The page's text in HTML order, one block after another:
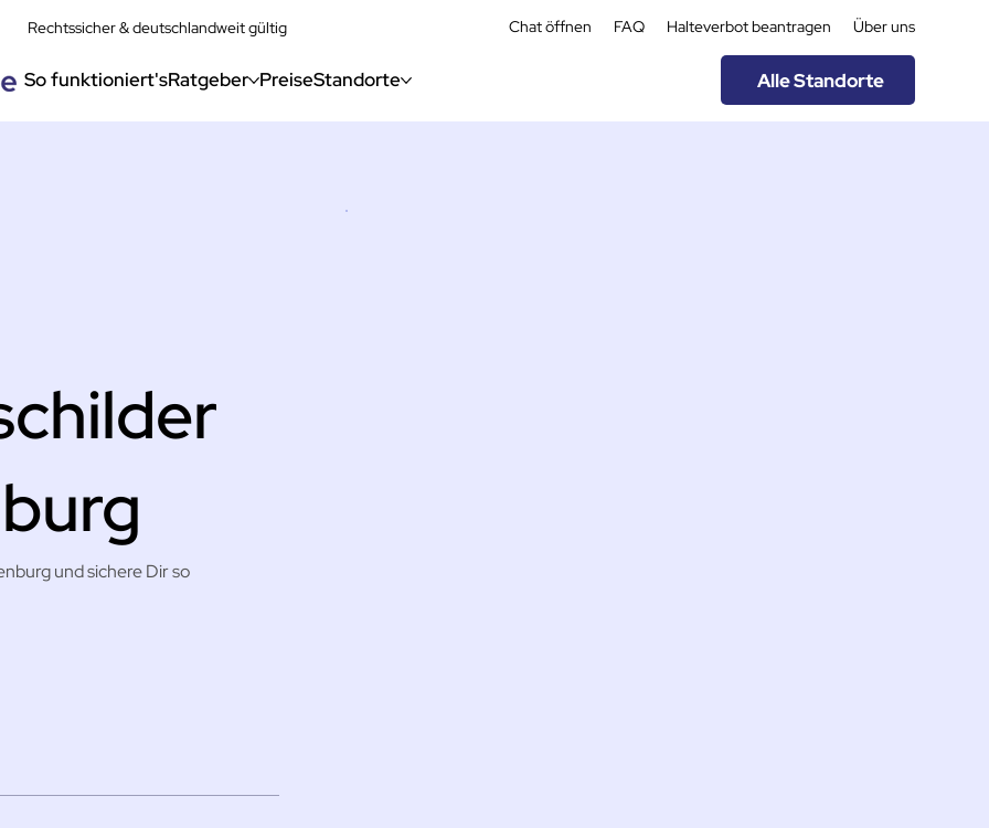
Rechtssicher & deutschlandweit gültig Chat öffnen FAQ Halteverbot beantragen Über uns
So funktioniert'sRatgeber PreiseStandorte Alle Standorte
und sichere Dir so